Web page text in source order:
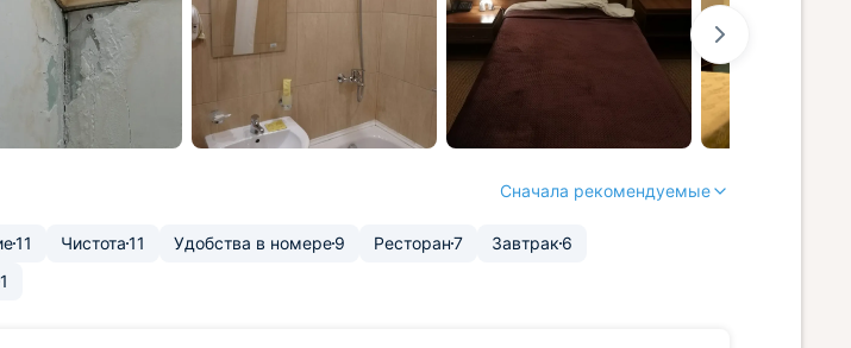
Сначала рекомендуемые
11 Чистота11 Удобства в номере9 Ресторан7 Завтрак 6
1